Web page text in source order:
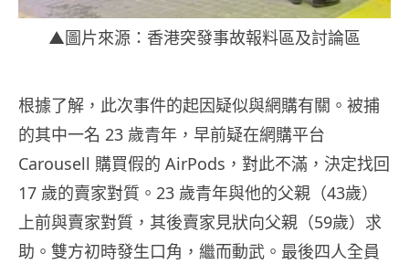
▲圖片來源：香港突發事故報料區及討論區
根據了解，此次事件的起因疑似與網購有關。被捕
的其中一名 23 歲青年，早前疑在網購平台
Carousell 購買假的 AirPods，對此不滿，決定找回
17 歲的賣家對質。23 歲青年與他的父親（43歲）
上前與賣家對質，其後賣家見狀向父親（59歲）求
助。雙方初時發生口角，繼而動武。最後四人全員